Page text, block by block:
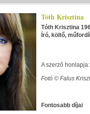
Tóth Krisztina
Tóth Krisztina
Író, költő,
A szerző
Fotó © Falus
Fontosabb díjai